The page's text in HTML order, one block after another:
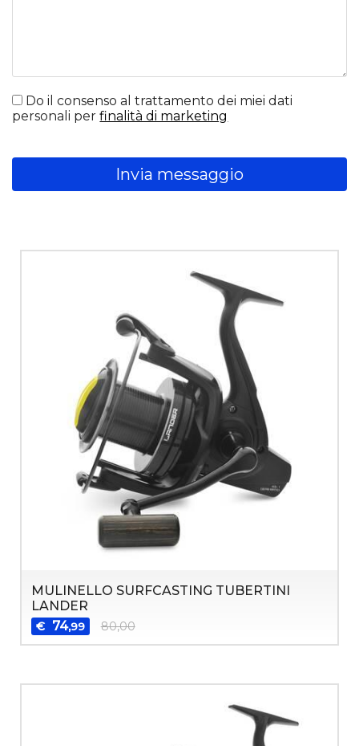
Do il consenso al trattamento dei miei dati
personali perfinalità di marketing
Invia messaggio
MULINELLO SURFCASTING TUBERTINI
LANDER
€ 74,99 80,00